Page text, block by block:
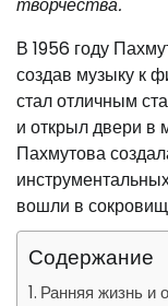
В 1956 году
создав музыку к
стал отличным
и открыл двери в
Пахмутова
вошли в
Содержание
Ранняя жизнь и